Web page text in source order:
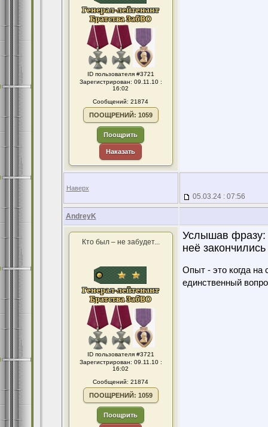
ID пользователя #3721
Зарегистрирован: 09.11.10 :
16:02
Сообщений: 21874
ПООЩРЕНИЙ: 1059
Поощрить
Наказать
Наверх
05.03.24 : 07:56
AndreyK
Кто был – не забудет...
ID пользователя #3721
Зарегистрирован: 09.11.10 :
16:02
Сообщений: 21874
ПООЩРЕНИЙ: 1059
Поощрить
Услышав фразу:
неё
Опыт - это когда на
единственный